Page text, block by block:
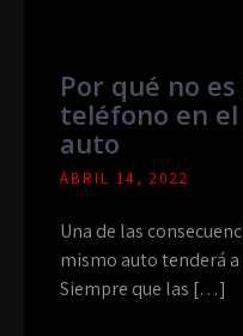
Por qué no
teléfono en
auto
ABRIL 14, 2022
Una de las
mismo auto tenderá
Siempre que las […]